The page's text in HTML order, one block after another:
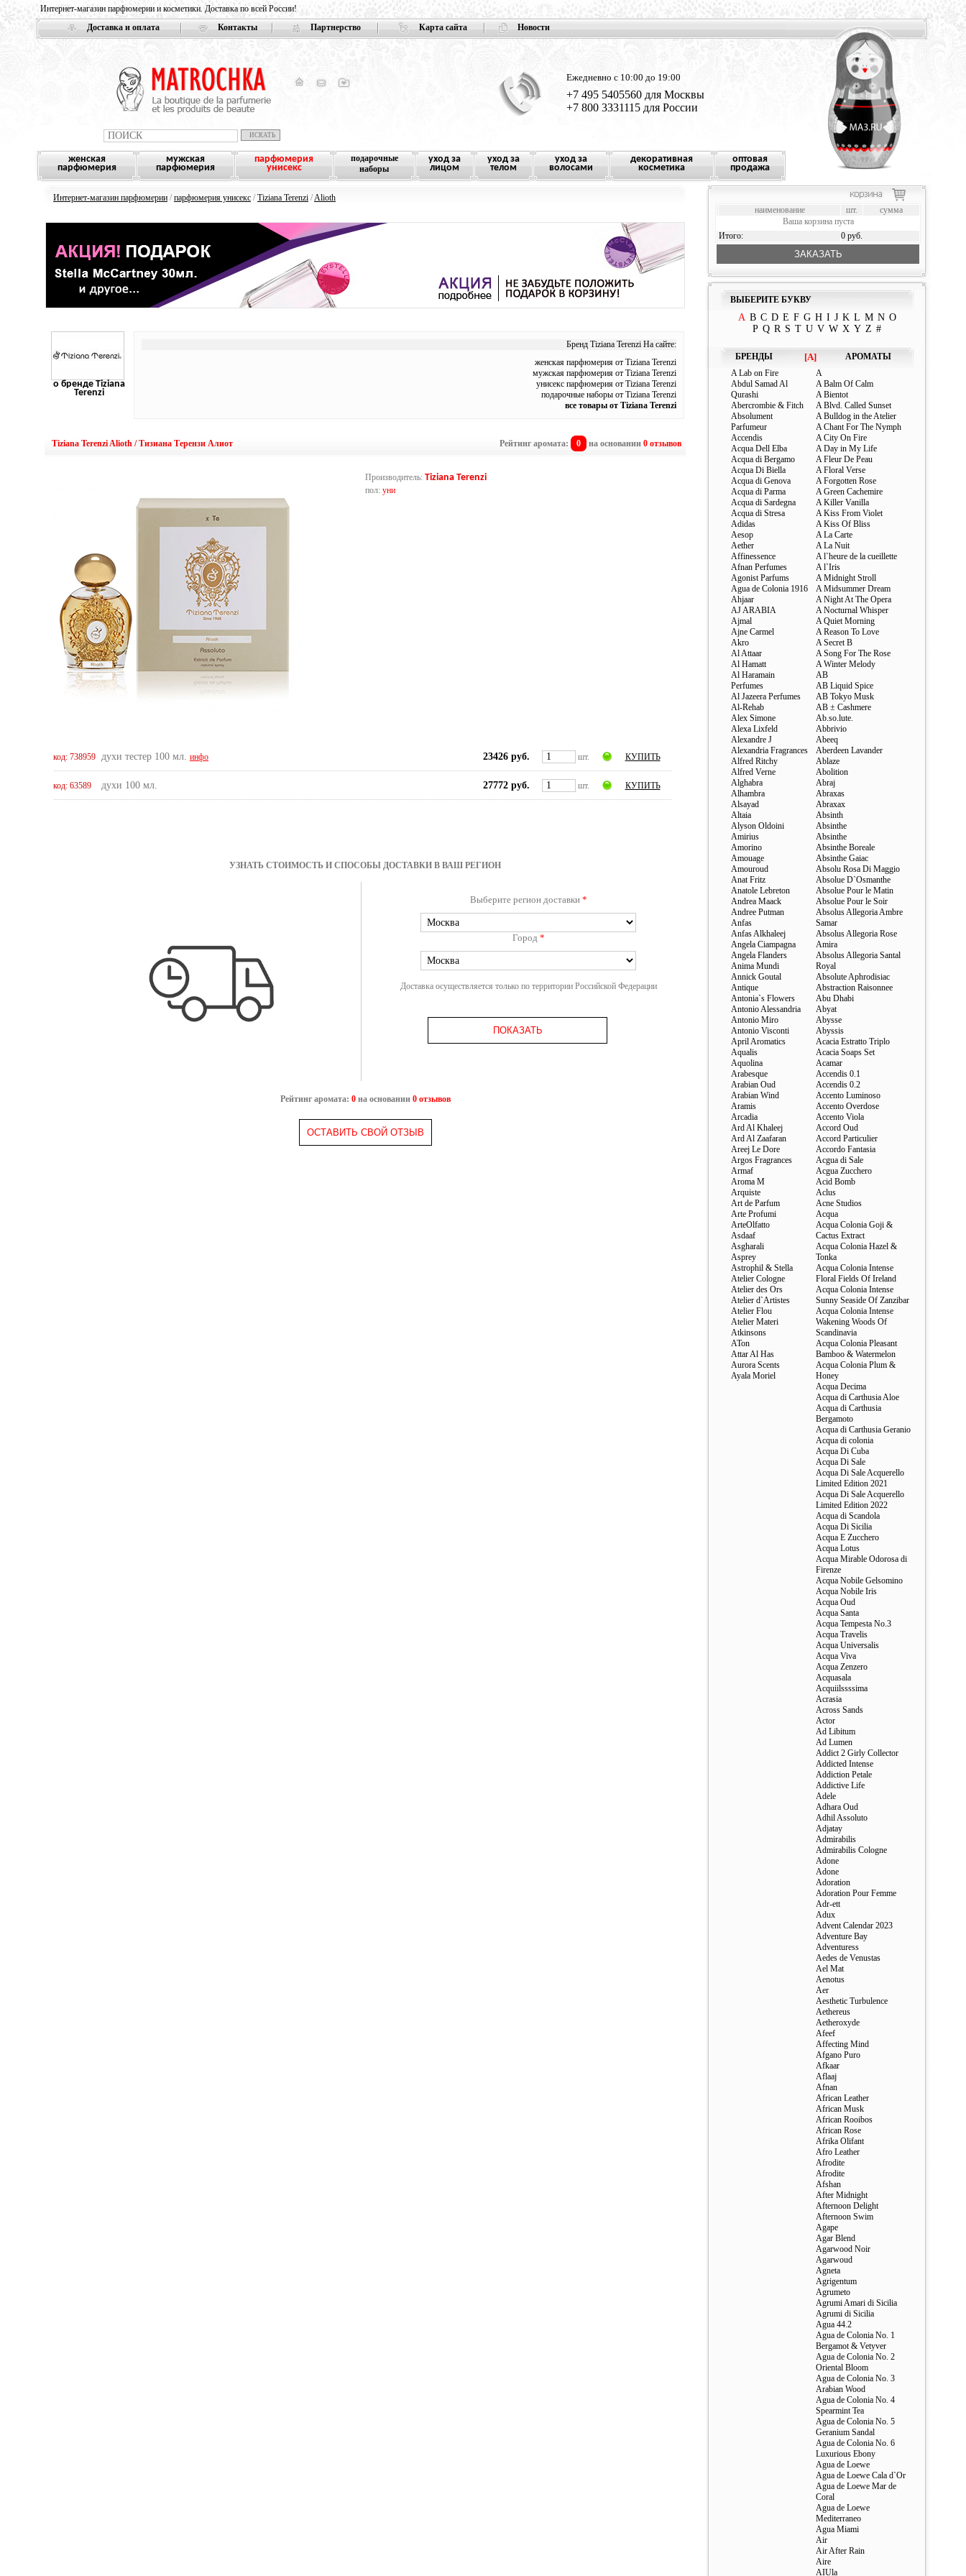
Интернет-магазин парфюмерии и косметики. Доставка по всей России!
Доставка и оплата
Контакты Партнерство Карта сайта Новости
Ежедневно с 10:00 до 19:00
+7 495 5405560 для Москвы
+7 800 3331115 для России
женская
парфюмерия
мужская
парфюмерия
парфюмерия
унисекс
подарочные
наборы
уход за
лицом
уход за
телом
уход за
волосами
декоративная
косметика
оптовая
продажа
Интернет-магазин парфюмерии /парфюмерия унисекс /Tiziana Terenzi /Alioth
о бренде Tiziana
Terenzi
Бренд Tiziana Terenzi На сайте:
женская парфюмерия от Tiziana Terenzi
мужская парфюмерия от Tiziana Terenzi
унисекс парфюмерия от Tiziana Terenzi
подарочные наборы от Tiziana Terenzi
все товары от Tiziana Terenzi
Tiziana Terenzi Alioth / Тизиана Терензи Алиот Рейтинг аромата: 0 на основании 0 отзывов
Производитель: Tiziana Terenzi
пол: уни
код: 738959 духи тестер 100 мл. инфо 23426 руб. шт. КУПИТЬ
код: 63589 духи 100 мл. 27772 руб. шт. КУПИТЬ
УЗНАТЬ СТОИМОСТЬ И СПОСОБЫ ДОСТАВКИ В ВАШ РЕГИОН
Выберите регион доставки *
Город *
Доставка осуществляется только по территории Российской Федерации
ПОКАЗАТЬ
Рейтинг аромата: 0на основании 0 отзывов
ОСТАВИТЬ СВОЙ ОТЗЫВ
наименование шт.
сумма
Ваша корзина пуста
Итого:
0 руб.
ЗАКАЗАТЬ
ВЫБЕРИТЕ БУКВУ
A B C D E F G H I J K L M N O
P Q R S T U V W X Y Z #
БРЕНДЫ [A]
АРОМАТЫ
A Lab on Fire
Abdul Samad Al
Qurashi
Abercrombie & Fitch
Absolument
Parfumeur
Accendis
Acqua Dell Elba
Acqua di Bergamo
Acqua Di Biella
Acqua di Genova
Acqua di Parma
Acqua di Sardegna
Acqua di Stresa
Adidas
Aesop
Aether
Affinessence
Afnan Perfumes
Agonist Parfums
Agua de Colonia 1916
Ahjaar
AJ ARABIA
Ajmal
Ajne Carmel
Akro
Al Attaar
Al Hamatt
Al Haramain
Perfumes
Al Jazeera Perfumes
Al-Rehab
Alex Simone
Alexa Lixfeld
Alexandre J
Alexandria Fragrances
Alfred Ritchy
Alfred Verne
Alghabra
Alhambra
Alsayad
Altaia
Alyson Oldoini
Amirius
Amorino
Amouage
Amouroud
Anat Fritz
Anatole Lebreton
Andrea Maack
Andree Putman
Anfas
Anfas Alkhaleej
Angela Ciampagna
Angela Flanders
Anima Mundi
Annick Goutal
Antique
Antonia`s Flowers
Antonio Alessandria
Antonio Miro
Antonio Visconti
April Aromatics
Aqualis
Aquolina
Arabesque
Arabian Oud
Arabian Wind
Aramis
Arcadia
Ard Al Khaleej
Ard Al Zaafaran
Areej Le Dore
Argos Fragrances
Armaf
Aroma M
Arquiste
Art de Parfum
Arte Profumi
ArteOlfatto
Asdaaf
Asgharali
Asprey
Astrophil & Stella
Atelier Cologne
Atelier des Ors
Atelier d`Artistes
Atelier Flou
Atelier Materi
Atkinsons
ATon
Attar Al Has
Aurora Scents
Ayala Moriel
A
A Balm Of Calm
A Bientot
A Blvd. Called Sunset
A Bulldog in the Atelier
A Chant For The Nymph
A City On Fire
A Day in My Life
A Fleur De Peau
A Floral Verse
A Forgotten Rose
A Green Cachemire
A Killer Vanilla
A Kiss From Violet
A Kiss Of Bliss
A La Carte
A La Nuit
A l`heure de la cueillette
A l`Iris
A Midnight Stroll
A Midsummer Dream
A Night At The Opera
A Nocturnal Whisper
A Quiet Morning
A Reason To Love
A Secret B
A Song For The Rose
A Winter Melody
AB
AB Liquid Spice
AB Tokyo Musk
AB ± Cashmere
Ab.so.lute.
Abbrivio
Abeeq
Aberdeen Lavander
Ablaze
Abolition
Abraj
Abraxas
Abraxax
Absinth
Absinthe
Absinthe
Absinthe Boreale
Absinthe Gaiac
Absolu Rosa Di Maggio
Absolue D`Osmanthe
Absolue Pour le Matin
Absolue Pour le Soir
Absolus Allegoria Ambre
Samar
Absolus Allegoria Rose
Amira
Absolus Allegoria Santal
Royal
Absolute Aphrodisiac
Abstraction Raisonnee
Abu Dhabi
Abyat
Abysse
Abyssis
Acacia Estratto Triplo
Acacia Soaps Set
Acamar
Accendis 0.1
Accendis 0.2
Accento Luminoso
Accento Overdose
Accento Viola
Accord Oud
Accord Particulier
Accordo Fantasia
Acgua di Sale
Acgua Zucchero
Acid Bomb
Aclus
Acne Studios
Acqua
Acqua Colonia Goji &
Cactus Extract
Acqua Colonia Hazel &
Tonka
Acqua Colonia Intense
Floral Fields Of Ireland
Acqua Colonia Intense
Sunny Seaside Of Zanzibar
Acqua Colonia Intense
Wakening Woods Of
Scandinavia
Acqua Colonia Pleasant
Bamboo & Watermelon
Acqua Colonia Plum &
Honey
Acqua Decima
Acqua di Carthusia Aloe
Acqua di Carthusia
Bergamoto
Acqua di Carthusia Geranio
Acqua di colonia
Acqua Di Cuba
Acqua Di Sale
Acqua Di Sale Acquerello
Limited Edition 2021
Acqua Di Sale Acquerello
Limited Edition 2022
Acqua di Scandola
Acqua Di Sicilia
Acqua E Zucchero
Acqua Lotus
Acqua Mirable Odorosa di
Firenze
Acqua Nobile Gelsomino
Acqua Nobile Iris
Acqua Oud
Acqua Santa
Acqua Tempesta No.3
Acqua Travelis
Acqua Universalis
Acqua Viva
Acqua Zenzero
Acquasala
Acquiilssssima
Acrasia
Across Sands
Actor
Ad Libitum
Ad Lumen
Addict 2 Girly Collector
Addicted Intense
Addiction Petale
Addictive Life
Adele
Adhara Oud
Adhil Assoluto
Adjatay
Admirabilis
Admirabilis Cologne
Adone
Adone
Adoration
Adoration Pour Femme
Adr-ett
Adux
Advent Calendar 2023
Adventure Bay
Adventuress
Aedes de Venustas
Ael Mat
Aenotus
Aer
Aesthetic Turbulence
Aethereus
Aetheroxyde
Afeef
Affecting Mind
Afgano Puro
Afkaar
Aflaaj
Afnan
African Leather
African Musk
African Rooibos
African Rose
Afrika Olifant
Afro Leather
Afrodite
Afrodite
Afshan
After Midnight
Afternoon Delight
Afternoon Swim
Agape
Agar Blend
Agarwood Noir
Agarwoud
Agneta
Agrigentum
Agrumeto
Agrumi Amari di Sicilia
Agrumi di Sicilia
Agua 44.2
Agua de Colonia No. 1
Bergamot & Vetyver
Agua de Colonia No. 2
Oriental Bloom
Agua de Colonia No. 3
Arabian Wood
Agua de Colonia No. 4
Spearmint Tea
Agua de Colonia No. 5
Geranium Sandal
Agua de Colonia No. 6
Luxurious Ebony
Agua de Loewe
Agua de Loewe Cala d`Or
Agua de Loewe Mar de
Coral
Agua de Loewe
Mediterraneo
Agua Miami
Air
Air After Rain
Aire
AIUla